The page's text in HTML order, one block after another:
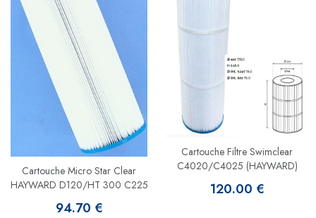
Cartouche Micro Star Clear
HAYWARD D120/HT 300 C225
94.70 €
Cartouche Filtre Swimclear
C4020/C4025 (HAYWARD)
120.00 €